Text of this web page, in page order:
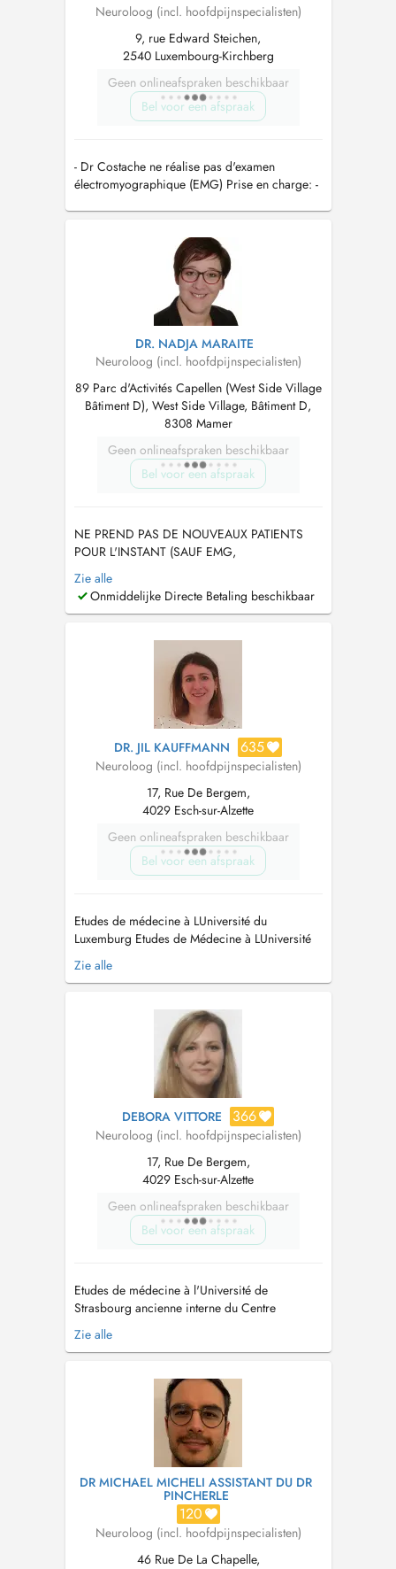
Neuroloog (incl. hoofdpijnspecialisten)
9, rue Edward Steichen,
2540 Luxembourg-Kirchberg
Geen onlineafspraken beschikbaar
Bel voor een afspraak
- Dr Costache ne réalise pas d'examen
électromyographique (EMG) Prise en charge: -
DR. NADJA MARAITE
Neuroloog (incl. hoofdpijnspecialisten)
89 Parc d'Activités Capellen (West Side Village
Bâtiment D), West Side Village, Bâtiment D,
8308 Mamer
Geen onlineafspraken beschikbaar
Bel voor een afspraak
NE PREND PAS DE NOUVEAUX PATIENTS
POUR L'INSTANT (SAUF EMG,
ECHOGRAPHIE DES VAISSEAUX DU COU)
NIMMT ZUR ZEIT KEINE NEUE PATIENTEN
AN (AUSSER EMG, ULTRASCHALL DER
PATIENTS FOR NOW (EXCEPT EMG,
ULTRASOUND OF NECK VESSELS)
Téléphones : 28 80 48 62 / 28 37 39 3 Fax :...
Zie alle
Onmiddelijke Directe Betaling beschikbaar
DR. JIL KAUFFMANN 635
Neuroloog (incl. hoofdpijnspecialisten)
17, Rue De Bergem,
4029 Esch-sur-Alzette
Geen onlineafspraken beschikbaar
Bel voor een afspraak
Etudes de médecine à LUniversité du
Luxemburg Etudes de Médecine à LUniversité
de Lorraine, Nancy. Ancienne Interne en
neurologie à l`Hôpital Universitaire de la Sarre
Homburg) Médecin agrée au CHEM depuis
Zie alle
DEBORA VITTORE 366
Neuroloog (incl. hoofdpijnspecialisten)
17, Rue De Bergem,
4029 Esch-sur-Alzette
Geen onlineafspraken beschikbaar
Bel voor een afspraak
Etudes de médecine à l'Université de
Strasbourg ancienne interne du Centre
Hospitalier Luxembourg, service de
Neurologie Assistenzärztin Universitätsklinikum
2021 Consultations spécialisées en
polyneuropathies et neurologie périphérique...
Zie alle
DR MICHAEL MICHELI ASSISTANT DU DR
PINCHERLE
120
Neuroloog (incl. hoofdpijnspecialisten)
46 Rue De La Chapelle,